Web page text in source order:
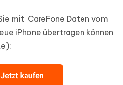
mit iCareFone Daten vom
iPhone übertragen können